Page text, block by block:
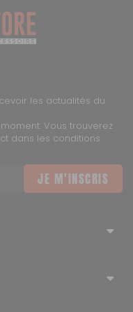
les actualités du
Vous trouverez
dans les conditions
JE M'INSCRIS